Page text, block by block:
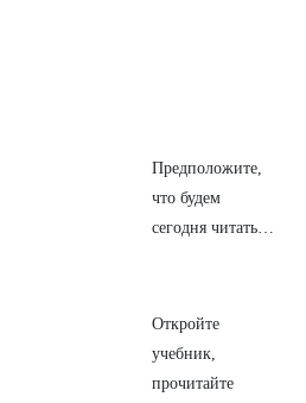
Предположите,
что будем
сегодня читать…
Откройте
учебник,
прочитайте